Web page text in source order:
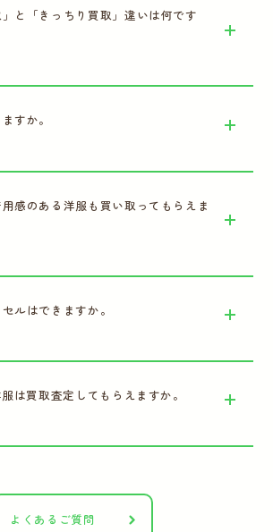
」と「きっちり買取」違いは何です
すか。
感のある洋服も買い取ってもらえま
ルはできますか。
は買取査定してもらえますか。
よくあるご質問